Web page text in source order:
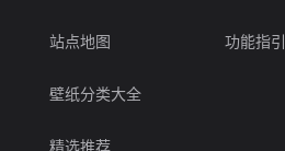
站点地图
壁纸分类大全
精选推荐
功能指引